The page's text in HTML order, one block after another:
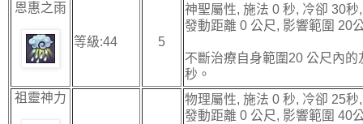
恩惠之雨
等級:44 5
神聖屬性, 施法 0 秒, 冷卻 30秒
發動距離 0 公尺, 影響範圍 20
不斷治療自身範圍20 公尺內
秒。
祖靈神力
物理屬性, 施法 0 秒, 冷卻 25秒
發動距離 0 公尺, 影響範圍 40